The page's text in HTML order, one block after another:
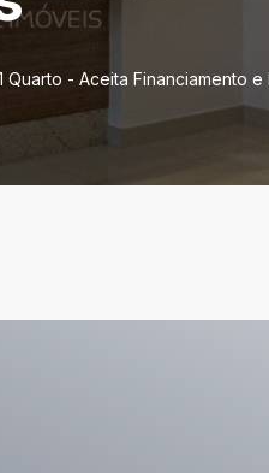
- Aceita Financiamento